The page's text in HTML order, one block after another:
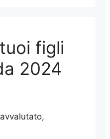
figli
2024